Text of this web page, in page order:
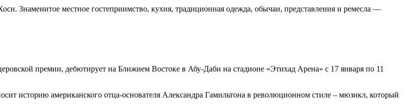
Знаменитое местное гостеприимство, кухня, традиционная одежда, обычаи, представления и ремесла —
премии, дебютирует на Ближнем Востоке в Абу-Даби на стадионе «Этихад Арена» с 17 января по 11
историю американского отца-основателя Александра Гамильтона в революционном стиле – мюзикл, который